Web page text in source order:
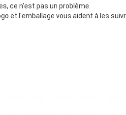
ce n'est pas un problème.
et l'emballage vous aident à les